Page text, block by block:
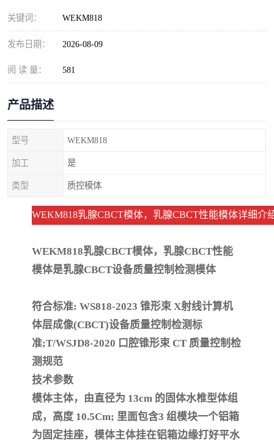
关键词： WEKM818
发布日期： 2026-08-09
阅 读 量： 581
产品描述
型号 WEKM818
加工 是
类型 质控模体
WEKM818乳腺CBCT模体，乳腺CBCT性能模体详细介
WEKM818乳腺CBCT模体，乳腺CBCT性能
模体是乳腺CBCT设备质量控制检测模体
符合标准: WS818-2023 锥形束 X射线计算机
体层成像(CBCT)设备质量控制检测标
准;T/WSJD8-2020 口腔锥形束 CT 质量控制检
测规范
技术参数
模体主体，由直径为 13cm 的固体水椎型体组
成，高度 10.5Cm; 里面包含3 组模块一个铝箱
为固定挂座，模体主体挂在铝箱边缘打好平水